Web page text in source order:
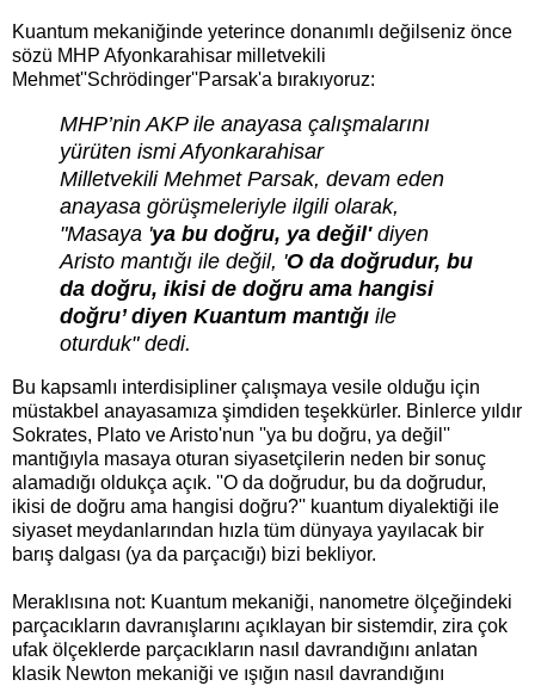
Kuantum mekaniğinde yeterince donanımlı değilseniz önce
sözü MHP Afyonkarahisar milletvekili
Mehmet''Schrödinger''Parsak'a bırakıyoruz:
MHP’nin AKP ile anayasa çalışmalarını
yürüten ismi Afyonkarahisar
Milletvekili Mehmet Parsak, devam eden
anayasa görüşmeleriyle ilgili olarak,
"Masaya 'ya bu doğru, ya değil'diyen
Aristo mantığı ile değil, 'O da doğrudur, bu
da doğru, ikisi de doğru ama hangisi
doğru’ diyen Kuantum mantığı ile
oturduk" dedi.
Bu kapsamlı interdisipliner çalışmaya vesile olduğu için
müstakbel anayasamıza şimdiden teşekkürler. Binlerce yıldır
Sokrates, Plato ve Aristo'nun ''ya bu doğru, ya değil''
mantığıyla masaya oturan siyasetçilerin neden bir sonuç
alamadığı oldukça açık. ''O da doğrudur, bu da doğrudur,
ikisi de doğru ama hangisi doğru?'' kuantum diyalektiği ile
siyaset meydanlarından hızla tüm dünyaya yayılacak bir
barış dalgası (ya da parçacığı) bizi bekliyor.
Meraklısına not: Kuantum mekaniği, nanometre ölçeğindeki
parçacıkların davranışlarını açıklayan bir sistemdir, zira çok
ufak ölçeklerde parçacıkların nasıl davrandığını anlatan
klasik Newton mekaniği ve ışığın nasıl davrandığını